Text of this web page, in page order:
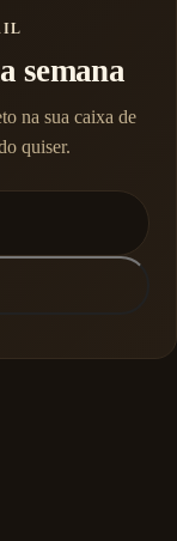
semana
na sua caixa de
quiser.